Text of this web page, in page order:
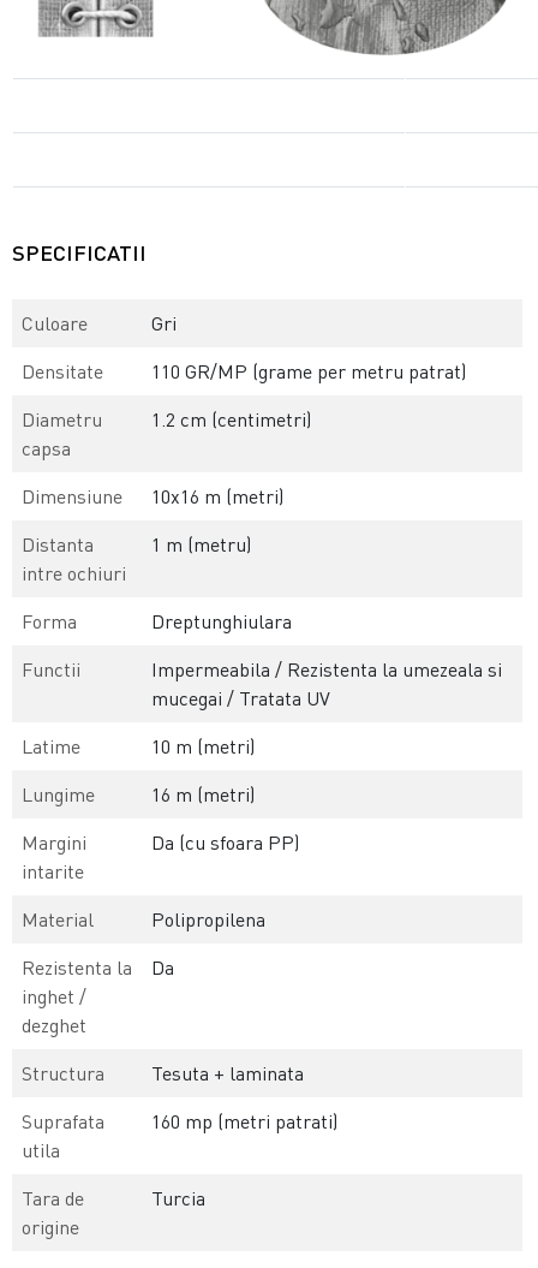
SPECIFICATII
Culoare
Gri
Densitate
110 GR/MP (grame per metru patrat)
Diametru
capsa
1.2 cm (centimetri)
Dimensiune
10x16 m (metri)
Distanta
intre ochiuri
1 m (metru)
Forma
Dreptunghiulara
Functii
Impermeabila / Rezistenta la umezeala si
mucegai / Tratata UV
Latime
10 m (metri)
Lungime
16 m (metri)
Margini
intarite
Da (cu sfoara PP)
Material
Polipropilena
Rezistenta la
inghet /
dezghet
Da
Structura
Tesuta + laminata
Suprafata
utila
160 mp (metri patrati)
Tara de
origine
Turcia